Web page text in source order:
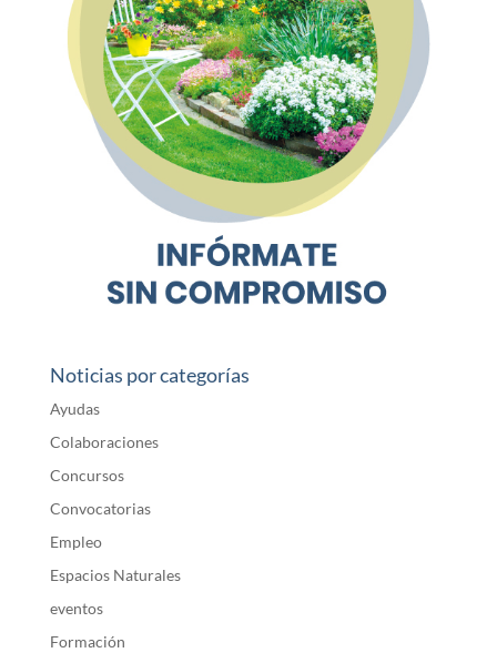
Noticias por categorías
Ayudas
Colaboraciones
Concursos
Convocatorias
Empleo
Espacios Naturales
eventos
Formación